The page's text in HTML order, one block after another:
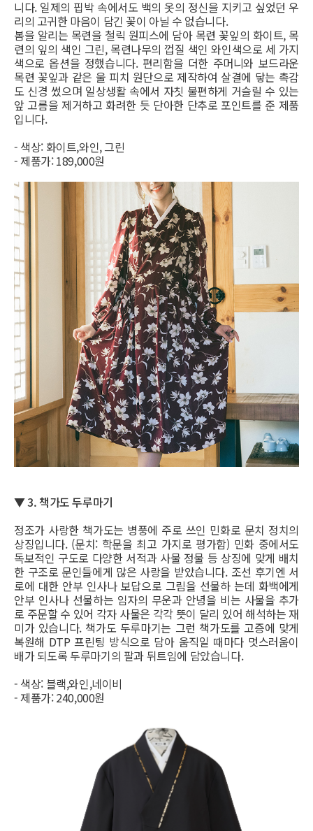
니다. 일제의 핍박 속에서도 백의 옷의 정신을 지키고 싶었던 우
리의 고귀한 마음이 담긴 꽃이 아닐 수 없습니다.
봄을 알리는 목련을 철릭 원피스에 담아 목련 꽃잎의 화이트, 목
련의 잎의 색인 그린, 목련나무의 껍질 색인 와인색으로 세 가지
색으로 옵션을 정했습니다. 편리함을 더한 주머니와 보드라운
목련 꽃잎과 같은 울 피치 원단으로 제작하여 살결에 닿는 촉감
도 신경 썼으며 일상생활 속에서 자칫 불편하게 거슬릴 수 있는
앞 고름을 제거하고 화려한 듯 단아한 단추로 포인트를 준 제품
입니다.
- 색상: 화이트,와인, 그린
- 제품가: 189,000원
▼ 3. 책가도 두루마기
정조가 사랑한 책가도는 병풍에 주로 쓰인 민화로 문치 정치의
상징입니다. (문치: 학문을 최고 가지로 평가함) 민화 중에서도
독보적인 구도로 다양한 서적과 사물 정물 등 상징에 맞게 배치
한 구조로 문인들에게 많은 사랑을 받았습니다. 조선 후기엔 서
로에 대한 안부 인사나 보답으로 그림을 선물하 는데 화백에게
안부 인사나 선물하는 임자의 무운과 안녕을 비는 사물을 추가
로 주문할 수 있어 각자 사물은 각각 뜻이 달리 있어 해석하는 재
미가 있습니다. 책가도 두루마기는 그런 책가도를 고증에 맞게
복원해 DTP 프린팅 방식으로 담아 움직일 때마다 멋스러움이
배가 되도록 두루마기의 팔과 뒤트임에 담았습니다.
- 색상: 블랙,와인,네이비
- 제품가: 240,000원